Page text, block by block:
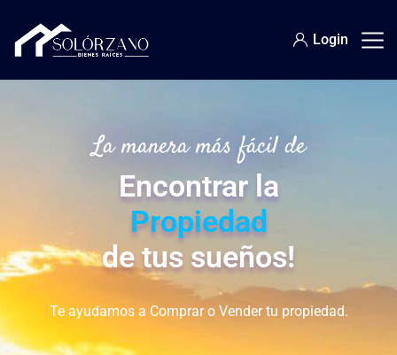
Login
La manera más fácil de
Encontrar la
Propiedad
de tus sueños!
Te ayudamos a Comprar o Vender tu propiedad.